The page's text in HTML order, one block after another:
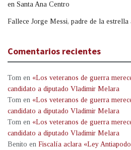
en Santa Ana Centro
Fallece Jorge Messi, padre de la
Comentarios recientes
Tom en «Los veteranos de guerra
candidato a diputado Vladimir Melara
Tom en «Los veteranos de guerra
candidato a diputado Vladimir Melara
Tom en «Los veteranos de guerra
candidato a diputado Vladimir Melara
Benito en Fiscalía aclara «Ley